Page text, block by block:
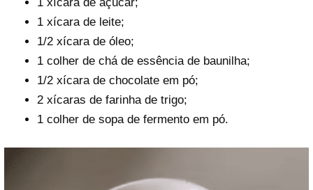
1 xícara de leite;
1/2 xícara de óleo;
1 colher de chá de essência de baunilha;
1/2 xícara de chocolate em pó;
2 xícaras de farinha de trigo;
1 colher de sopa de fermento em pó.